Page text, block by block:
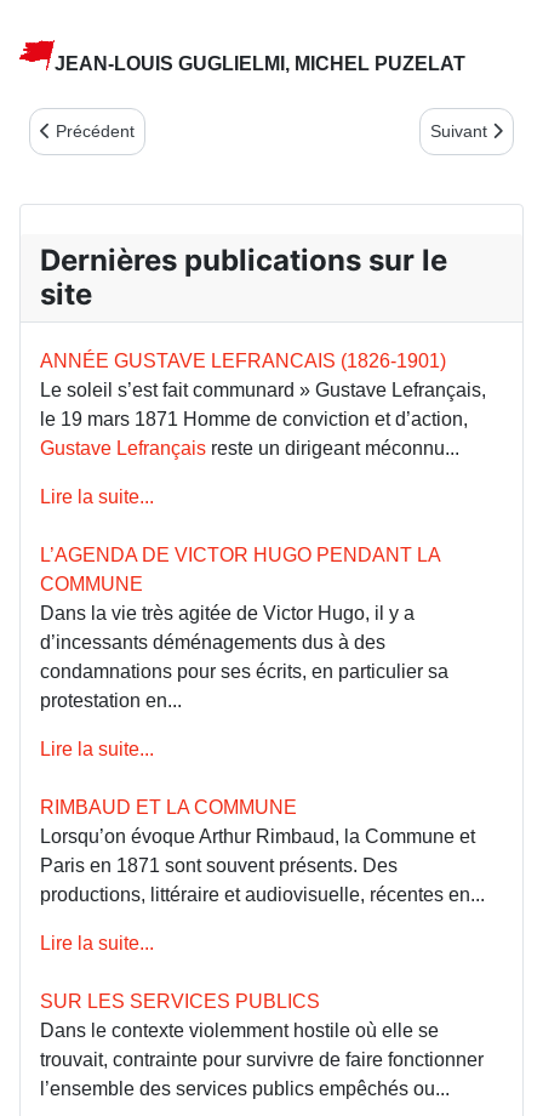
JEAN-LOUIS GUGLIELMI, MICHEL PUZELAT
Article précédent : FÊTE DE LA COMMUNE 2022 - RIEN QUE
Précédent Article suivant
Suivant
Dernières publications sur le
site
ANNÉE GUSTAVE LEFRANCAIS (1826-1901)
Le soleil s’est fait communard » Gustave Lefrançais,
le 19 mars 1871 Homme de conviction et d’action,
Gustave Lefrançais reste un dirigeant méconnu...
Lire la suite...
L’AGENDA DE VICTOR HUGO PENDANT LA
COMMUNE
Dans la vie très agitée de Victor Hugo, il y a
d’incessants déménagements dus à des
condamnations pour ses écrits, en particulier sa
protestation en...
Lire la suite...
RIMBAUD ET LA COMMUNE
Lorsqu’on évoque Arthur Rimbaud, la Commune et
Paris en 1871 sont souvent présents. Des
productions, littéraire et audiovisuelle, récentes en...
Lire la suite...
SUR LES SERVICES PUBLICS
Dans le contexte violemment hostile où elle se
trouvait, contrainte pour survivre de faire fonctionner
l’ensemble des services publics empêchés ou...